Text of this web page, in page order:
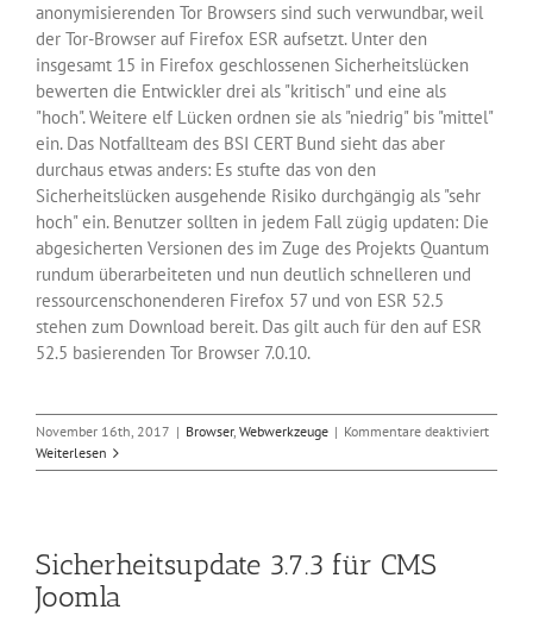
anonymisierenden Tor Browsers sind such verwundbar, weil
der Tor-Browser auf Firefox ESR aufsetzt. Unter den
insgesamt 15 in Firefox geschlossenen Sicherheitslücken
bewerten die Entwickler drei als "kritisch" und eine als
"hoch". Weitere elf Lücken ordnen sie als "niedrig" bis "mittel"
ein. Das Notfallteam des BSI CERT Bund sieht das aber
durchaus etwas anders: Es stufte das von den
Sicherheitslücken ausgehende Risiko durchgängig als "sehr
hoch" ein. Benutzer sollten in jedem Fall zügig updaten: Die
abgesicherten Versionen des im Zuge des Projekts Quantum
rundum überarbeiteten und nun deutlich schnelleren und
ressourcenschonenderen Firefox 57 und von ESR 52.5
stehen zum Download bereit. Das gilt auch für den auf ESR
52.5 basierenden Tor Browser 7.0.10.
November 16th, 2017 | Browser, Webwerkzeuge | Kommentare deaktiviertfür
Weiterlesen
Sicherheitsupdate 3.7.3 für CMS
Joomla